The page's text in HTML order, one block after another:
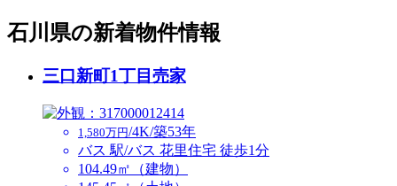
石川県の新着物件情報
三口新町1丁目売家
1,580万円/4K/築53年
バス 駅/バス 花里住宅 徒歩1分
104.49㎡（建物）